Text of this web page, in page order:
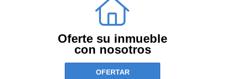
Oferte su inmueble
con nosotros
OFERTAR